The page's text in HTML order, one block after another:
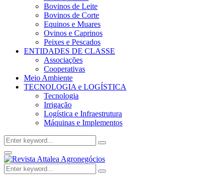
Bovinos de Leite
Bovinos de Corte
Equinos e Muares
Ovinos e Caprinos
Peixes e Pescados
ENTIDADES DE CLASSE
Associações
Cooperativas
Meio Ambiente
TECNOLOGIA e LOGÍSTICA
Tecnologia
Irrigação
Logística e Infraestrutura
Máquinas e Implementos
Search
for:
Search
Facebook
Twitter
Instagram
Linkedin
Youtube
Email
Primary
Menu
Search
for:
Search